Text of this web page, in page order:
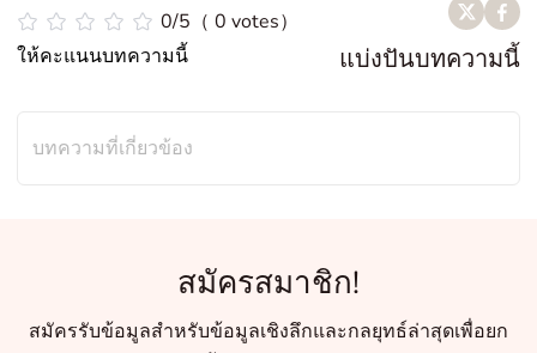
0/5（ 0 votes）
ให้คะแนนบทความนี้
แบ่งปันบทความนี้
บทความที่เกี่ยวข้อง
สมัครสมาชิก!
สมัครรับข้อมูลสำหรับข้อมูลเชิงลึกและกลยุทธ์ล่าสุดเพื่อยก